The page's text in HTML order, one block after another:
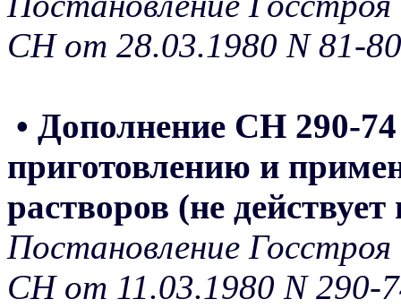
СН от 28.03.1980 N 81-80
• Дополнение СН 290-
приготовлению и
растворов (не
Постановление
СН от 11.03.1980 N 290-